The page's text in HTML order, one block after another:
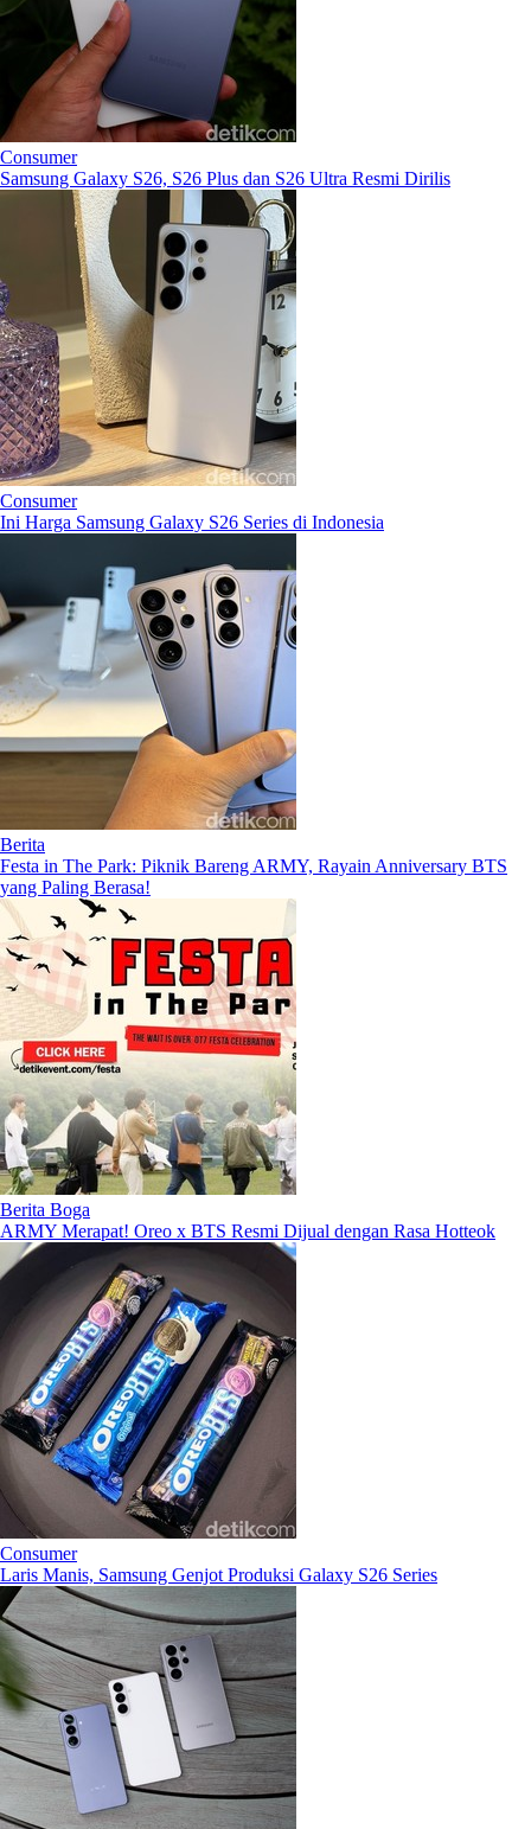
Consumer
Samsung Galaxy S26, S26 Plus dan S26 Ultra Resmi Dirilis
Consumer
Ini Harga Samsung Galaxy S26 Series di Indonesia
Berita
Festa in The Park: Piknik Bareng ARMY, Rayain Anniversary BTS
yang Paling Berasa!
Berita Boga
ARMY Merapat! Oreo x BTS Resmi Dijual dengan Rasa Hotteok
Consumer
Laris Manis, Samsung Genjot Produksi Galaxy S26 Series